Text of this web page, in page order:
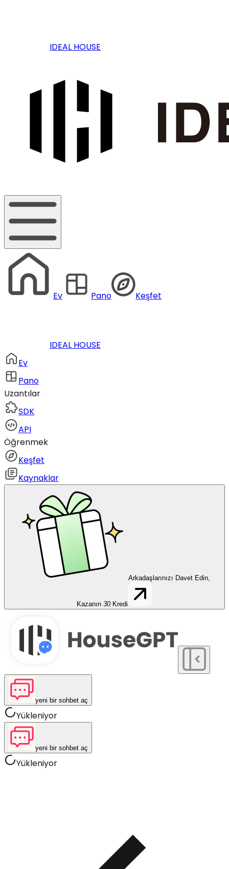
IDEAL HOUSE
Ev Pano Keşfet
IDEAL HOUSE
Ev
Pano
Uzantılar
SDK
API
Öğrenmek
Keşfet
Kaynaklar
Arkadaşlarınızı Davet Edin,
Kazanın 30 Kredi
yeni bir sohbet aç
Yükleniyor
yeni bir sohbet aç
Yükleniyor